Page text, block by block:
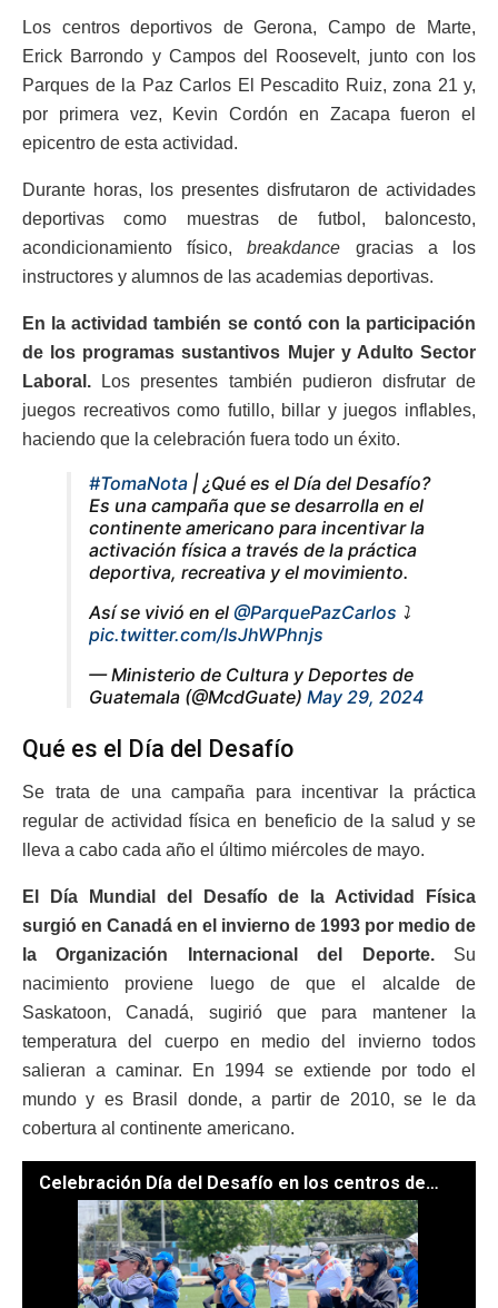
Los centros deportivos de Gerona, Campo de Marte,
Erick Barrondo y Campos del Roosevelt, junto con los
Parques de la Paz Carlos El Pescadito Ruiz, zona 21 y,
por primera vez, Kevin Cordón en Zacapa fueron el
epicentro de esta actividad.
Durante horas, los presentes disfrutaron de actividades
deportivas como muestras de futbol, baloncesto,
acondicionamiento físico,breakdance gracias a los
instructores y alumnos de las academias deportivas.
En la actividad también se contó con la participación
de los programas sustantivos Mujer y Adulto Sector
Laboral. Los presentes también pudieron disfrutar de
juegos recreativos como futillo, billar y juegos inflables,
haciendo que la celebración fuera todo un éxito.
#TomaNota | ¿Qué es el Día del Desafío?
Es una campaña que se desarrolla en el
continente americano para incentivar la
activación física a través de la práctica
deportiva, recreativa y el movimiento.
Así se vivió en el @ParquePazCarlos ⤵️
pic.twitter.com/IsJhWPhnjs
— Ministerio de Cultura y Deportes de
Guatemala (@McdGuate) May 29, 2024
Qué es el Día del Desafío
Se trata de una campaña para incentivar la práctica
regular de actividad física en beneficio de la salud y se
lleva a cabo cada año el último miércoles de mayo.
El Día Mundial del Desafío de la Actividad Física
surgió en Canadá en el invierno de 1993 por medio de
la Organización Internacional del Deporte.Su
nacimiento proviene luego de que el alcalde de
Saskatoon, Canadá, sugirió que para mantener la
temperatura del cuerpo en medio del invierno todos
salieran a caminar. En 1994 se extiende por todo el
mundo y es Brasil donde, a partir de 2010, se le da
cobertura al continente americano.
Celebración Día del Desafío en los centros deportivos y Parques de la Paz. // Foto: MCD.